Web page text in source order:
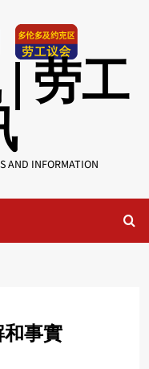
劳工
AND INFORMATION
事實